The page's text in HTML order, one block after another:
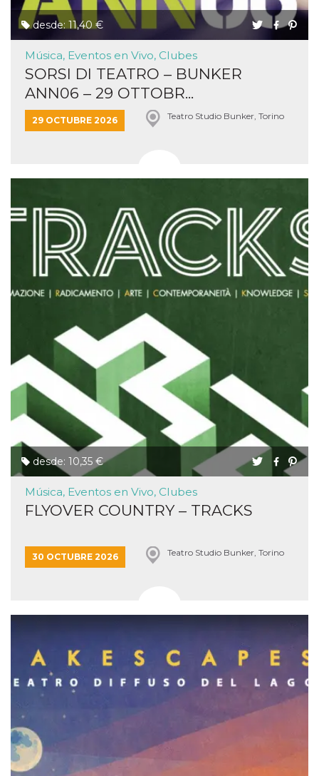
desde: 11,40 €
Música, Eventos en Vivo, Clubes
SORSI DI TEATRO – BUNKER
ANN06 – 29 OTTOBR...
29 OCTUBRE 2026 Teatro Studio Bunker, Torino
desde: 10,35 €
Música, Eventos en Vivo, Clubes
FLYOVER COUNTRY – TRACKS
30 OCTUBRE 2026 Teatro Studio Bunker, Torino